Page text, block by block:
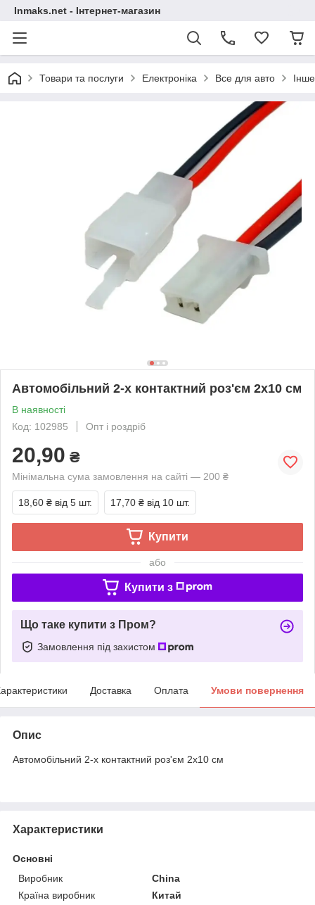
Inmaks.net - Інтернет-магазин
Товари та послуги Електроніка Все для авто Інше
Автомобільний 2-х контактний роз'єм 2х10 см
В наявності
Код: 102985
Опт і роздріб
20,90 ₴
Мінімальна сума замовлення на сайті — 200 ₴
18,60 ₴ від 5 шт. 17,70 ₴ від 10 шт.
Купити
або
Купити з
Що таке купити з Пром?
Замовлення під захистом
Доставка Оплата Умови повернення
Опис
Автомобільний 2-х контактний роз'єм 2х10 см
Характеристики
Основні
Виробник
China
Країна виробник
Китай